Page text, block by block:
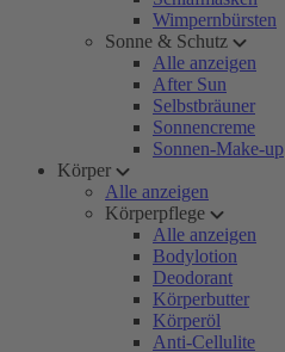
Wimpernbürsten
Sonne & Schutz
Alle anzeigen
After Sun
Selbstbräuner
Sonnencreme
Sonnen-Make-up
Körper
Alle anzeigen
Körperpflege
Alle anzeigen
Bodylotion
Deodorant
Körperbutter
Körperöl
Anti-Cellulite